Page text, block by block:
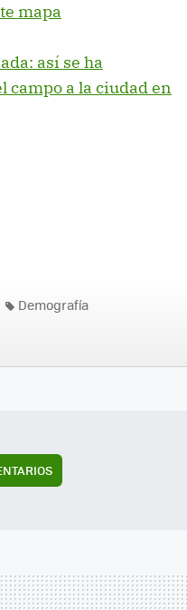
mapa
así se ha
campo a la ciudad en
Demografía